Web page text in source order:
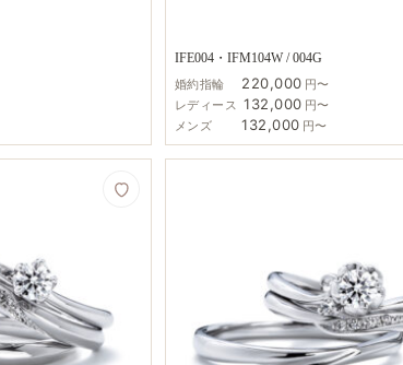
IFE004・IFM104W / 004G
婚約指輪
220,000 円〜
レディース 132,000 円〜
メンズ
132,000 円〜